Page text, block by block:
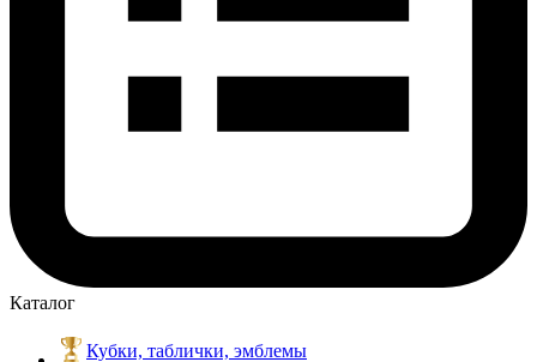
Каталог
Кубки, таблички, эмблемы